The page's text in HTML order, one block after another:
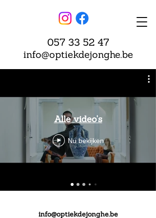
057 33 52 47
info@optiekdejonghe.be
Alle video's
Nu bekijken
info@optiekdejonghe.be